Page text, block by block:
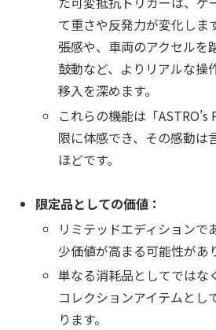
て重さや反発力が変化しま
張感や、車両のアクセルを
鼓動など、よりリアルな操
移入を深めます。
これらの機能は「ASTRO’s
限に体感でき、その感動は
ほどです。
限定品としての価値：
リミテッドエディションで
少価値が高まる可能性があ
単なる消耗品としてではな
コレクションアイテムとし
ります。